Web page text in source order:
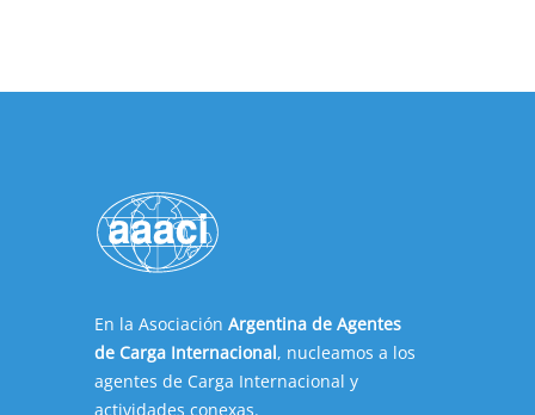
En la Asociación Argentina de Agentes
de Carga Internacional, nucleamos a los
agentes de Carga Internacional y
actividades conexas.